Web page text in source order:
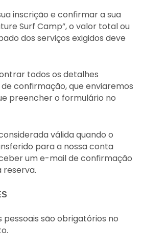
inscrição e confirmar a sua
Surf Camp”, o valor total ou
dos serviços exigidos deve
todos os detalhes
confirmação, que enviaremos
preencher o formulário no
válida quando o
para a nossa conta
um e-mail de confirmação
reserva.
pessoais são obrigatórios no